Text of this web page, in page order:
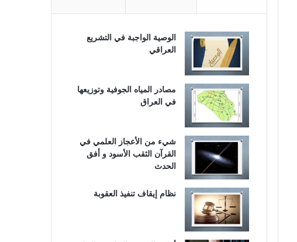
الوصية الواجبة في التشريع
العراقي
مصادر المياه الجوفية وتوزيعها
في العراق
شيء من الأعجاز العلمي في
القرآن الثقب الأسود و أفق
الحدث
نظام إيقاف تنفيذ العقوبة